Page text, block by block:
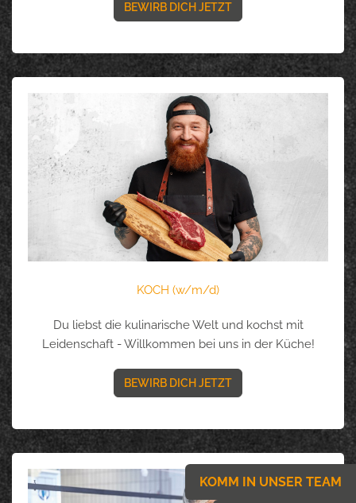
BEWIRB DICH JETZT
KOCH (w/m/d)
Du liebst die kulinarische Welt und kochst mit
Leidenschaft - Willkommen bei uns in der Küche!
BEWIRB DICH JETZT
KOMM IN UNSER TEAM